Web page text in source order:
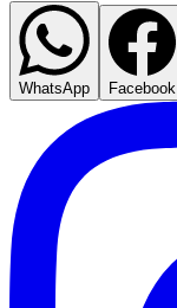
WhatsApp Facebook